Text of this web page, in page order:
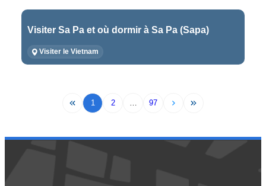
Visiter Sa Pa et où dormir à Sa Pa (Sapa)
Visiter le Vietnam
1 2 … 97